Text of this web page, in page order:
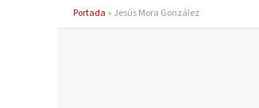
Portada » Jesús Mora González